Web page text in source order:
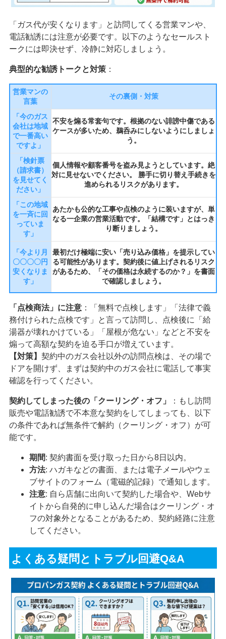
「ガス代が安くなります」と訪問してくる営業マンや、
電話勧誘には注意が必要です。以下のようなセールスト
ークには即決せず、冷静に対応しましょう。
典型的な勧誘トークと対策：
営業マンの
言葉
その裏側・対策
「今のガス
会社は地域
で一番高い
ですよ」
不安を煽る常套句です。根拠のない誹謗中傷である
ケースが多いため、鵜呑みにしないようにしましょ
う。
「検針票
（請求書）
を見せてく
ださい」
個人情報や顧客番号を盗み見ようとしています。絶
対に見せないでください。 勝手に切り替え手続きを
進められるリスクがあります。
「この地域
を一斉に回
っていま
す」
あたかも公的な工事や点検のように装いますが、単
なる一企業の営業活動です。「結構です」とはっき
り断りましょう。
「今より月
〇〇〇〇円
安くなりま
す」
最初だけ極端に安い「売り込み価格」を提示してい
る可能性があります。契約後に値上げされるリスク
があるため、「その価格は永続するのか？」を書面
で確認しましょう。
「点検商法」に注意：「無料で点検します」「法律で義
務付けられた点検です」と言って訪問し、点検後に「給
湯器が壊れかけている」「屋根が危ない」などと不安を
煽って高額な契約を迫る手口が増えています。
【対策】 契約中のガス会社以外の訪問点検は、その場で
ドアを開けず、まずは契約中のガス会社に電話して事実
確認を行ってください。
契約してしまった後の「クーリング・オフ」
：もし訪問
販売や電話勧誘で不本意な契約をしてしまっても、以下
の条件であれば無条件で解約（クーリング・オフ）が可
能です。
期間: 契約書面を受け取った日から8日以内。
方法: ハガキなどの書面、または電子メールやウェ
ブサイトのフォーム（電磁的記録）で通知します。
注意: 自ら店舗に出向いて契約した場合や、Webサ
イトから自発的に申し込んだ場合はクーリング・オ
フの対象外となることがあるため、契約経路に注意
してください。
よくある疑問とトラブル回避Q&A